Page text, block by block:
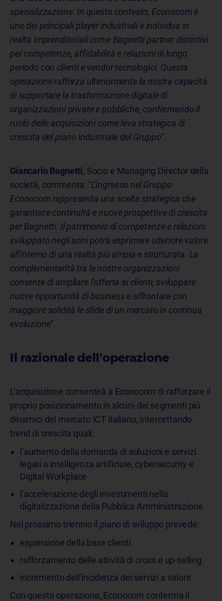
specializzazione. In questo contesto, Econocom è
uno dei principali player industriali e individua in
realtà imprenditoriali come Bagnetti partner distintivi
per competenze, affidabilità e relazioni di lungo
periodo con clienti e vendor tecnologici. Questa
operazione rafforza ulteriormente la nostra capacità
di supportare la trasformazione digitale di
organizzazioni private e pubbliche, confermando il
ruolo delle acquisizioni come leva strategica di
crescita del piano industriale del Gruppo”.
Giancarlo Bagnetti, Socio e Managing Director della
società, commenta: “L’ingresso nel Gruppo
Econocom rappresenta una scelta strategica che
garantisce continuità e nuove prospettive di crescita
per Bagnetti. Il patrimonio di competenze e relazioni
sviluppato negli anni potrà esprimere ulteriore valore
all’interno di una realtà più ampia e strutturata. La
complementarità tra le nostre organizzazioni
consente di ampliare l’offerta ai clienti, sviluppare
nuove opportunità di business e affrontare con
maggiore solidità le sfide di un mercato in continua
evoluzione”.
Il razionale dell'operazione​
L’acquisizione consentirà a Econocom di rafforzare il
proprio posizionamento in alcuni dei segmenti più
dinamici del mercato ICT italiano, intercettando
trend di crescita quali:
l’aumento della domanda di soluzioni e servizi
legati a intelligenza artificiale, cybersecurity e
Digital Workplace
l’accelerazione degli investimenti nella
digitalizzazione della Pubblica Amministrazione
Nel prossimo triennio il piano di sviluppo prevede:
espansione della base clienti
rafforzamento delle attività di cross e up-selling
incremento dell’incidenza dei servizi a valore
Con questa operazione, Econocom conferma il